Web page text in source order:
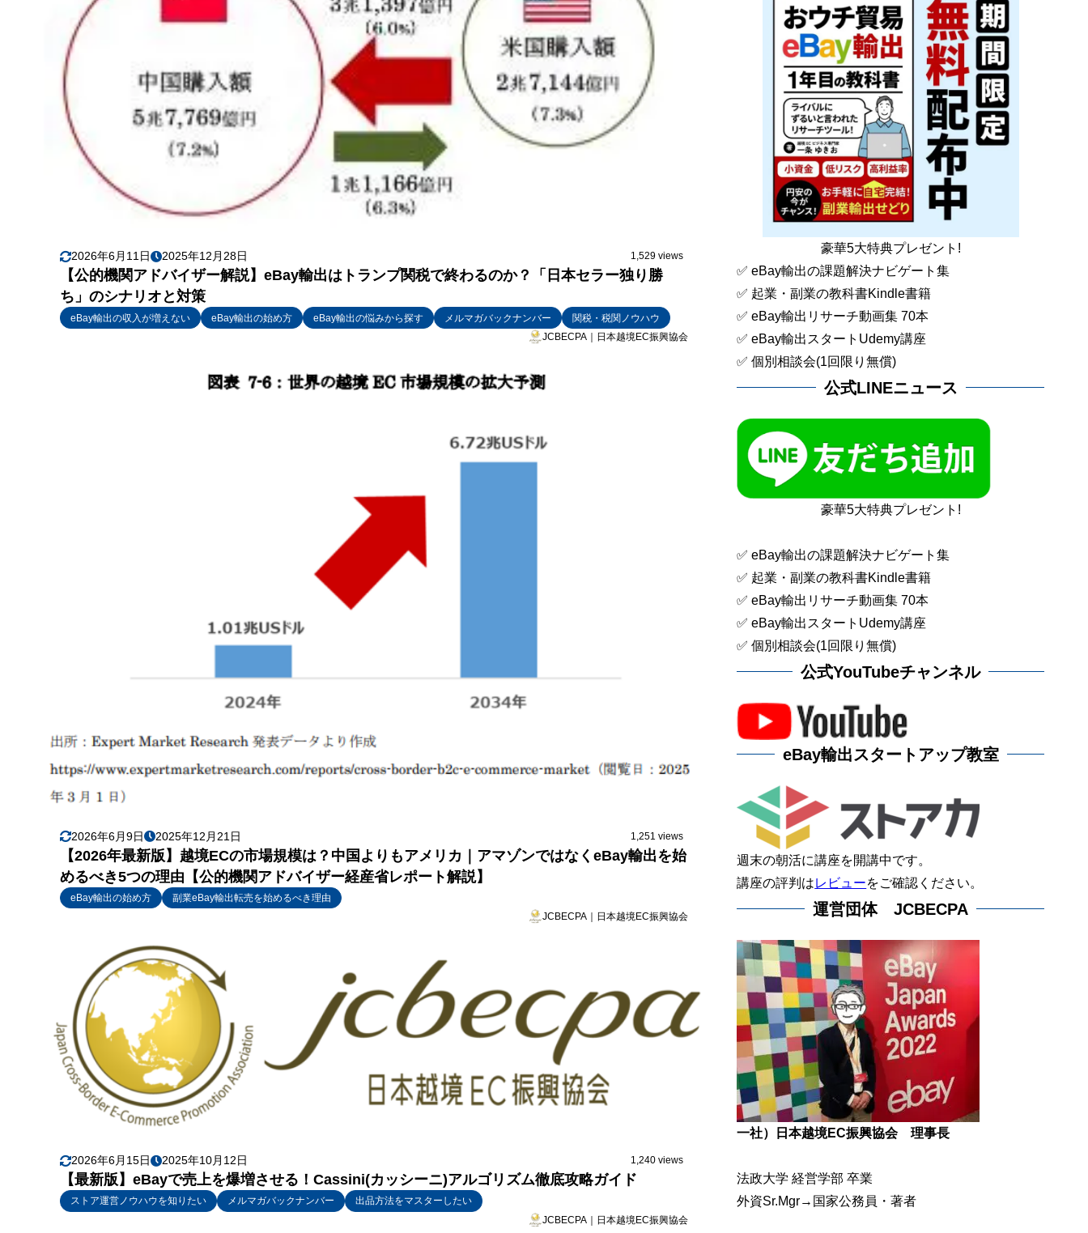
2026年6月11日 2025年12月28日 1,529 views
【公的機関アドバイザー解説】eBay輸出はトランプ関税で終わるのか？「日本セラー独り勝
ち」のシナリオと対策
eBay輸出の収入が増えない eBay輸出の始め方 eBay輸出の悩みから探す メルマガバックナンバー
関税・税関ノウハウ
JCBECPA｜日本越境EC振興協会
2026年6月9日 2025年12月21日 1,251 views
【2026年最新版】越境ECの市場規模は？中国よりもアメリカ｜アマゾンではなくeBay輸出を始
めるべき5つの理由【公的機関アドバイザー経産省レポート解説】
eBay輸出の始め方
副業eBay輸出転売を始めるべき理由
JCBECPA｜日本越境EC振興協会
2026年6月15日 2025年10月12日 1,240 views
【最新版】eBayで売上を爆増させる！Cassini(カッシーニ)アルゴリズム徹底攻略ガイド
ストア運営ノウハウを知りたい メルマガバックナンバー
出品方法をマスターしたい
JCBECPA｜日本越境EC振興協会
豪華5大特典プレゼント!
✅ eBay輸出の課題解決ナビゲート集
✅ 起業・副業の教科書Kindle書籍
✅ eBay輸出リサーチ動画集 70本
✅ eBay輸出スタートUdemy講座
✅ 個別相談会(1回限り無償)
公式LINEニュース
豪華5大特典プレゼント!
✅ eBay輸出の課題解決ナビゲート集
✅ 起業・副業の教科書Kindle書籍
✅ eBay輸出リサーチ動画集 70本
✅ eBay輸出スタートUdemy講座
✅ 個別相談会(1回限り無償)
公式YouTubeチャンネル
eBay輸出スタートアップ教室
週末の朝活に講座を開講中です。
講座の評判はレビューをご確認ください。
運営団体 JCBECPA
一社）日本越境EC振興協会 理事長
法政大学 経営学部 卒業
外資Sr.Mgr→国家公務員・著者